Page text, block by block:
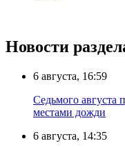
Новости
6 августа, 16:59
Седьмого августа
местами дожди
6 августа, 14:35